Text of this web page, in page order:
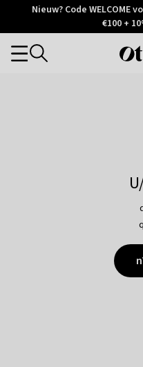
Otrium
Trustpilot
Nieuw? Code WELCOME
€100 +
Categories